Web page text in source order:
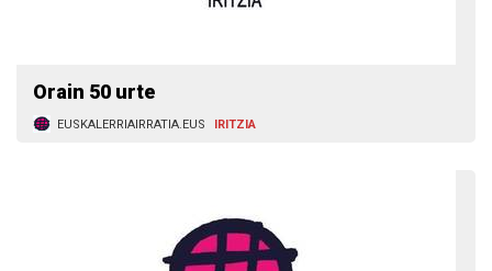
Orain 50 urte
EUSKALERRIAIRRATIA.EUS IRITZIA